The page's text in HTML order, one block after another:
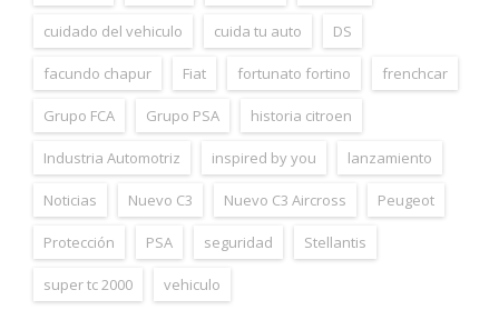
cuidado del vehiculo cuida tu auto DS
facundo chapur Fiat fortunato fortino frenchcar
Grupo FCA Grupo PSA historia citroen
Industria Automotriz inspired by you lanzamiento
Noticias Nuevo C3 Nuevo C3 Aircross Peugeot
Protección PSA seguridad Stellantis
super tc 2000 vehiculo